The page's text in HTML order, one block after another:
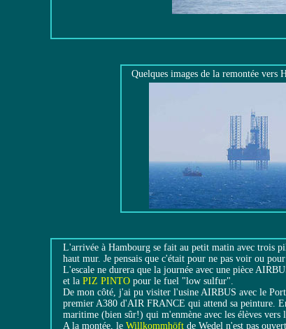
Quelques images de la remontée vers
L'arrivée à Hambourg se fait au petit matin avec trois
haut mur. Je pensais que c'était pour ne pas voir ou
L'escale ne durera que la journée avec une pièce
et la PIZ PINTO pour le fuel "low sulfur".
De mon côté, j'ai pu visiter l'usine AIRBUS avec le
premier A380 d'AIR FRANCE qui attend sa peinture.
maritime (bien sûr!) qui m'enmène avec les élèves vers
A la montée, le Willkommhöft de Wedel n'est pas